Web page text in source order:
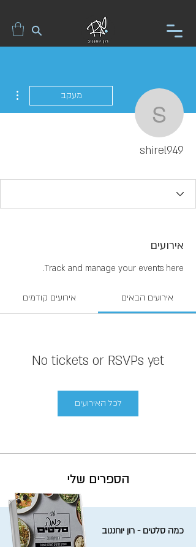
shirel949
מעקב
shirel949
אירועים
Track and manage your events here.
אירועים הבאים אירועים קודמים
No tickets or RSVPs yet
לכל האירועים
הספרים שלי
כמה סלטים - רון יוחננוב